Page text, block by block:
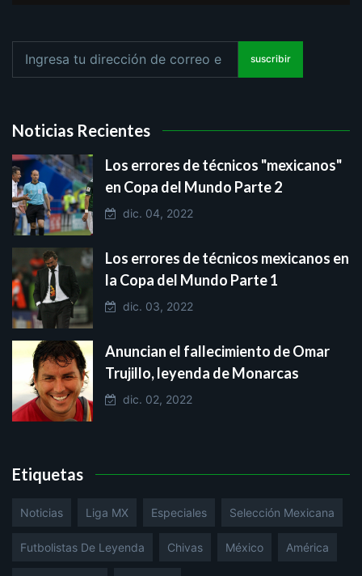
suscribir
Noticias Recientes
Los errores de técnicos "mexicanos"
en Copa del Mundo Parte 2
dic. 04, 2022
Los errores de técnicos mexicanos en
la Copa del Mundo Parte 1
dic. 03, 2022
Anuncian el fallecimiento de Omar
Trujillo, leyenda de Monarcas
dic. 02, 2022
Etiquetas
Noticias Liga MX Especiales Selección Mexicana
Futbolistas De Leyenda Chivas México América